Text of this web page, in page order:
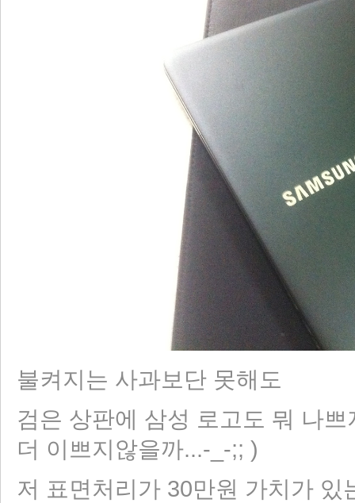
불켜지는 사과보단 못해도
검은 상판에 삼성 로고도 뭐 나
더 이쁘지않을까...-_-;; )
저 표면처리가 30만원 가치가